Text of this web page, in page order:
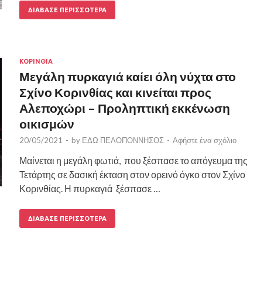
ΔΙΆΒΑΣΕ ΠΕΡΙΣΣΌΤΕΡΑ
ΚΟΡΙΝΘΙΑ
Μεγάλη πυρκαγιά καίει όλη νύχτα στο
Σχίνο Κορινθίας και κινείται προς
Αλεποχώρι – Προληπτική εκκένωση
οικισμών
20/05/2021 - by ΕΔΩ ΠΕΛΟΠΟΝΝΗΣΟΣ - Αφήστε ένα σχόλιο
Μαίνεται η μεγάλη φωτιά, που ξέσπασε το απόγευμα της
Τετάρτης σε δασική έκταση στον ορεινό όγκο στον Σχίνο
Κορινθίας. Η πυρκαγιά ξέσπασε …
ΔΙΆΒΑΣΕ ΠΕΡΙΣΣΌΤΕΡΑ